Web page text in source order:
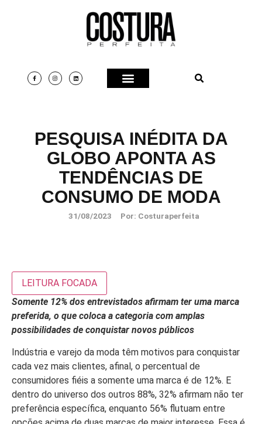
PESQUISA INÉDITA DA
GLOBO APONTA AS
TENDÊNCIAS DE
CONSUMO DE MODA
31/08/2023 Por: Costuraperfeita
LEITURA FOCADA
Somente 12% dos entrevistados afirmam ter uma marca
preferida, o que coloca a categoria com amplas
possibilidades de conquistar novos públicos
Indústria e varejo da moda têm motivos para conquistar
cada vez mais clientes, afinal, o percentual de
consumidores fiéis a somente uma marca é de 12%. E
dentro do universo dos outros 88%, 32% afirmam não ter
preferência específica, enquanto 56% flutuam entre